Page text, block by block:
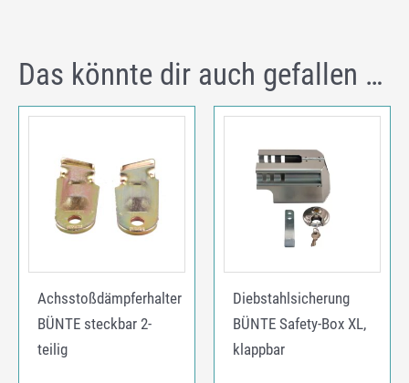
Das könnte dir auch gefallen …
Achsstoßdämpferhalter
BÜNTE steckbar 2-
teilig
Diebstahlsicherung
BÜNTE Safety-Box XL,
klappbar